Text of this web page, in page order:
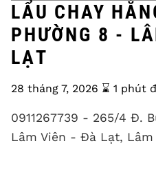
LẨU CHAY
PHƯỜNG 8 -
LẠT
28 tháng 7, 2026 ⌛️ 1 phút
0911267739 - 265/4 Đ.
Lâm Viên - Đà Lạt,